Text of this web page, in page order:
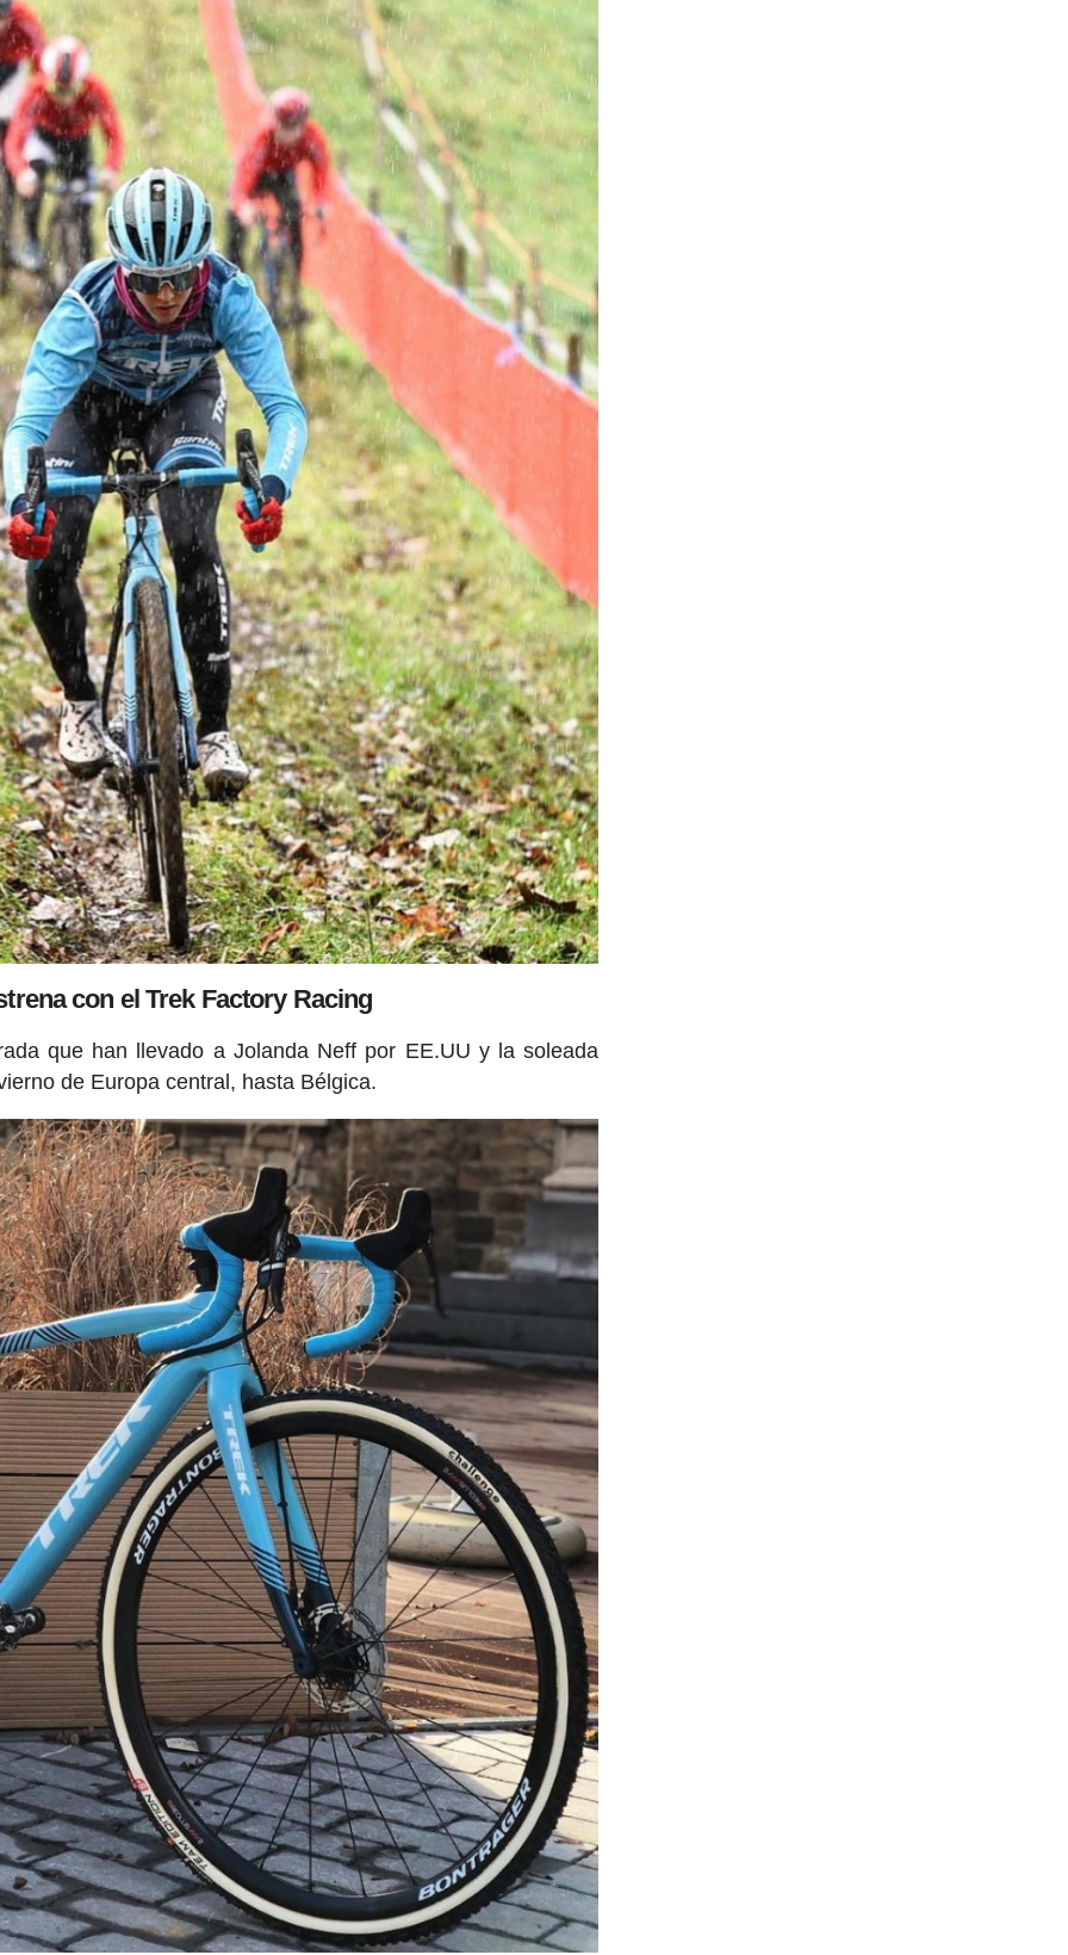
con el Trek Factory Racing
que han llevado a Jolanda Neff por EE.UU y la soleada
de Europa central, hasta Bélgica.